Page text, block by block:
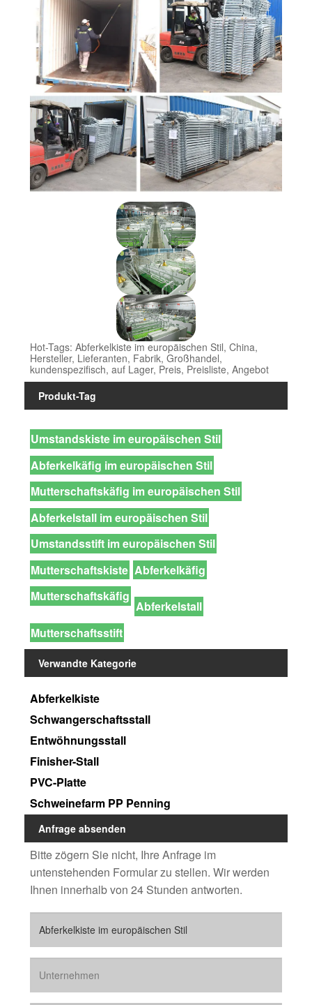
Hot-Tags: Abferkelkiste im europäischen Stil, China,
Hersteller, Lieferanten, Fabrik, Großhandel,
kundenspezifisch, auf Lager, Preis, Preisliste, Angebot
Produkt-Tag
Umstandskiste im europäischen Stil
Abferkelkäfig im europäischen Stil
Mutterschaftskäfig im europäischen Stil
Abferkelstall im europäischen Stil
Umstandsstift im europäischen Stil
Mutterschaftskiste Abferkelkäfig
Mutterschaftskäfig
Abferkelstall
Mutterschaftsstift
Verwandte Kategorie
Abferkelkiste
Schwangerschaftsstall
Entwöhnungsstall
Finisher-Stall
PVC-Platte
Schweinefarm PP Penning
Anfrage absenden
Bitte zögern Sie nicht, Ihre Anfrage im
untenstehenden Formular zu stellen. Wir werden
Ihnen innerhalb von 24 Stunden antworten.